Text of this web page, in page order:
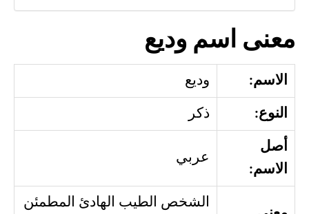
معنى اسم وديع
الاسم: وديع
النوع: ذكر
أصل
الاسم:
عربي
الشخص الطيب الهادئ المطمئن